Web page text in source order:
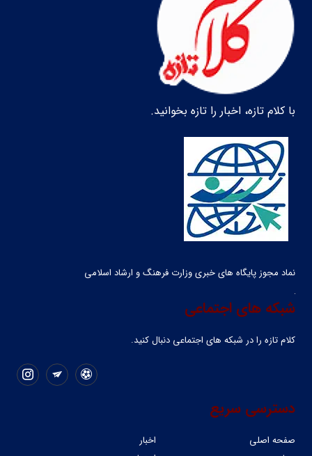
با کلام تازه، اخبار را تازه بخوانید.
نماد مجوز پایگاه های خبری وزارت فرهنگ و ارشاد اسلامی
شبکه های اجتماعی
کلام تازه را در شبکه ‌های اجتماعی دنبال کنید.
دسترسی سریع
صفحه اصلی
اخبار